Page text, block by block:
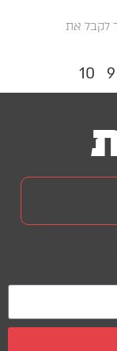
9
10